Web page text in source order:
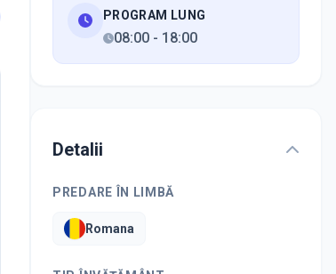
PROGRAM LUNG
08:00 - 18:00
Detalii
PREDARE ÎN LIMBĂ
Romana